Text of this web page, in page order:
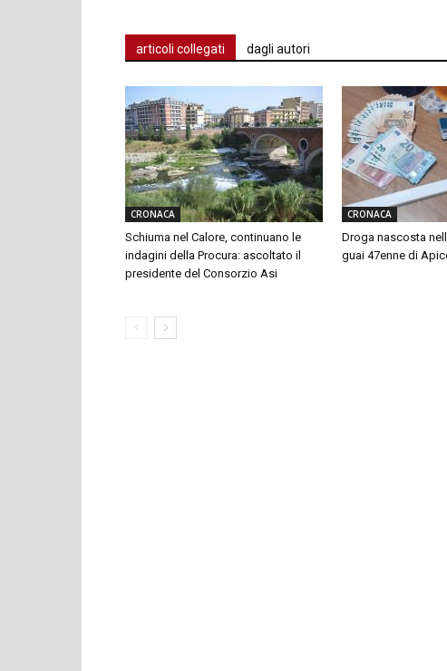
articoli collegati dagli autori
CRONACA
Schiuma nel Calore, continuano le
indagini della Procura: ascoltato il
presidente del Consorzio Asi
CRONACA
Droga nascosta
guai 47enne di